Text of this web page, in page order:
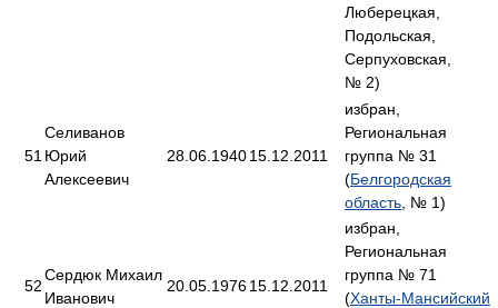
Люберецкая,
Подольская,
Серпуховская,
№ 2)
51
Селиванов
Юрий
Алексеевич
28.06.194015.12.2011
избран,
Региональная
группа № 31
(Белгородская
область , № 1)
52
Сердюк Михаил
Иванович
20.05.197615.12.2011
избран,
Региональная
группа № 71
(Ханты-Мансийский